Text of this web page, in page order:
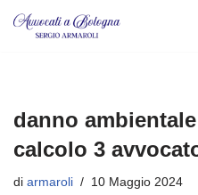
danno
calcolo 3
di armaroli 10 Maggio 2024